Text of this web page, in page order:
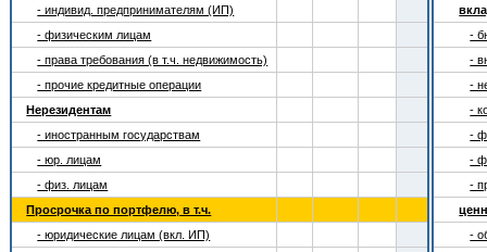
- индивид. предпринимателям (ИП)
- физическим лицам
- права требования (в т.ч. недвижимость)
- прочие кредитные операции
Нерезидентам
- иностранным государствам
- юр. лицам
- физ. лицам
Просрочка по портфелю, в т.ч.
- юридические лицам (вкл. ИП)
-
-
-
-
-
-
-
-